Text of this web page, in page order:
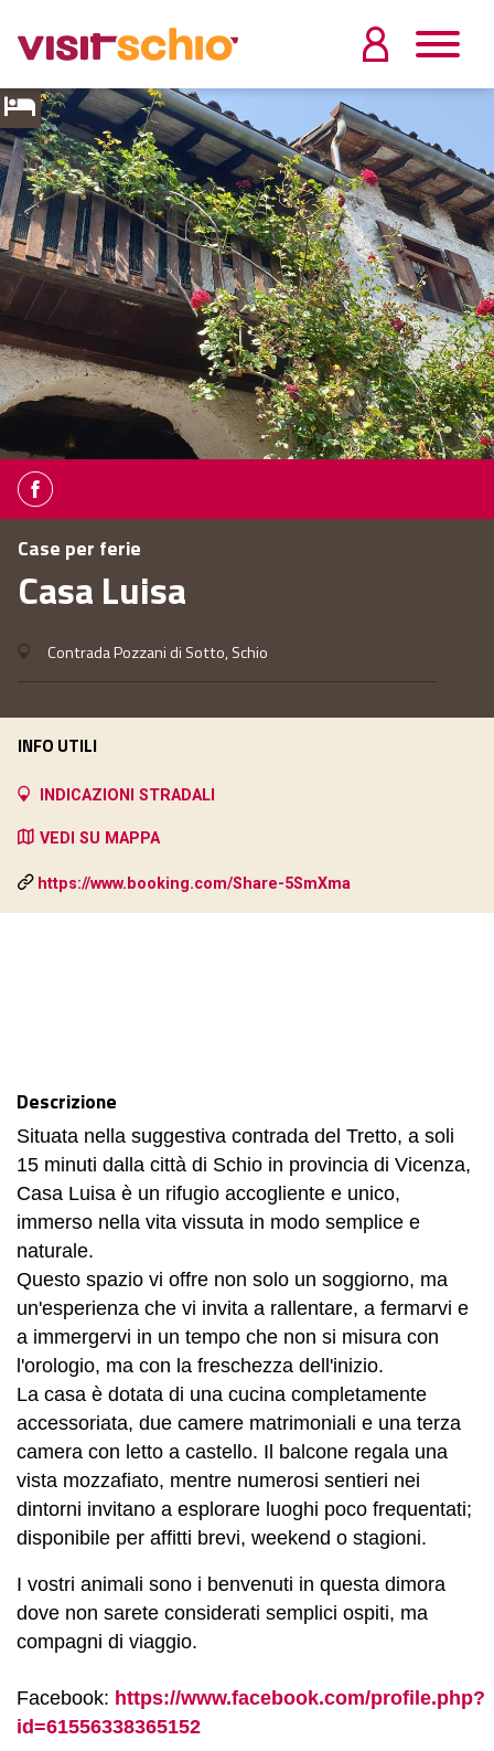
Case per ferie
Casa Luisa
Contrada Pozzani di Sotto, Schio
Descrizione
Situata nella suggestiva contrada del Tretto, a soli
15 minuti dalla città di Schio in provincia di Vicenza,
Casa Luisa è un rifugio accogliente e unico,
immerso nella vita vissuta in modo semplice e
naturale.
Questo spazio vi offre non solo un soggiorno, ma
un'esperienza che vi invita a rallentare, a fermarvi e
a immergervi in un tempo che non si misura con
l'orologio, ma con la freschezza dell'inizio.
La casa è dotata di una cucina completamente
accessoriata, due camere matrimoniali e una terza
camera con letto a castello. Il balcone regala una
vista mozzafiato, mentre numerosi sentieri nei
dintorni invitano a esplorare luoghi poco frequentati;
disponibile per affitti brevi, weekend o stagioni.
I vostri animali sono i benvenuti in questa dimora
dove non sarete considerati semplici ospiti, ma
compagni di viaggio.
Facebook: https://www.facebook.com/profile.php?
id=61556338365152
INFO UTILI
INDICAZIONI STRADALI
VEDI SU MAPPA
https://www.booking.com/Share-5SmXma